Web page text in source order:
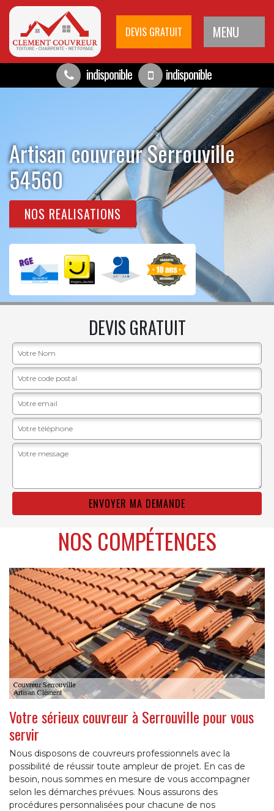
DEVIS GRATUIT MENU
indisponible indisponible
Artisan couvreur Serrouville
54560
NOS REALISATIONS
DEVIS GRATUIT
NOS COMPÉTENCES
Votre sérieux couvreur à Serrouville pour vous
servir
Nous disposons de couvreurs professionnels avec la
possibilité de réussir toute ampleur de projet. En cas de
besoin, nous sommes en mesure de vous accompagner
selon les démarches prévues. Nous assurons des
procédures personnalisées pour chacune de nos